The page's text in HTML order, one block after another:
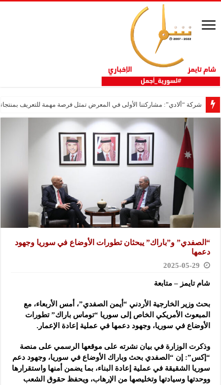
شركة “ألادي”: مشاركتنا الأولى في المعرض تمثل فرصة مهمة للتعريف
“الصفدي” و”باراك” يبحثان تطورات الأوضاع في سوريا وجهود
دعمها
2025-05-29
شام تايمز – متابعة
بحث وزير الخارجية الأردني “أيمن الصفدي”، أمس الأربعاء، مع
المبعوث الأمريكي الخاص إلى سوريا “توماس باراك”تطورات
الأوضاع في سوريا، وجهود دعمها في عملية إعادة الإعمار.
وذكرت الوزارة في بيان نشرته على موقعها الرسمي على منصة
“إكس”: إن “الصفدي بحث وباراك الأوضاع في سوريا، وجهود دعم
سوريا الشقيقة في عملية إعادة البناء، بما يضمن أمنها واستقرارها
ووحدتها وسيادتها وتخليصها من الإرهاب، ويحفظ حقوق الشعب